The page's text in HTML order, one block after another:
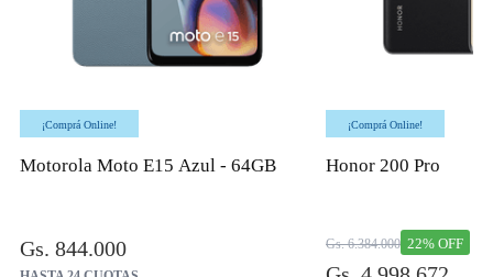
¡Comprá Online!
Motorola Moto E15 Azul - 64GB
Gs. 844.000
¡Comprá Online!
Honor 200 Pro
22% OFF
Gs. 6.384.000